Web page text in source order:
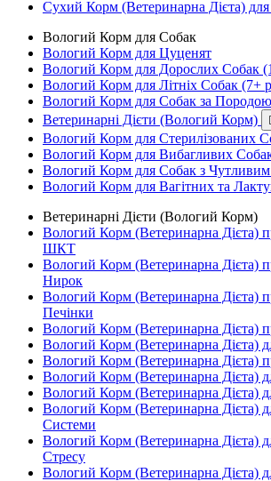
Сухий Корм (Ветеринарна Дієта)
Вологий Корм для Собак
Вологий Корм для Цуценят
Вологий Корм для Дорослих Собак
Вологий Корм для Літніх Собак (7+
Вологий Корм для Собак за Породою
Ветеринарні Дієти (Вологий Корм)
Вологий Корм для Стерилізованих
Вологий Корм для Вибагливих
Вологий Корм для Собак з
Вологий Корм для Вагітних та
Ветеринарні Дієти (Вологий Корм)
Вологий Корм (Ветеринарна Дієта)
ШКТ
Вологий Корм (Ветеринарна Дієта)
Нирок
Вологий Корм (Ветеринарна Дієта)
Печінки
Вологий Корм (Ветеринарна Дієта)
Вологий Корм (Ветеринарна Дієта)
Вологий Корм (Ветеринарна Дієта)
Вологий Корм (Ветеринарна Дієта)
Вологий Корм (Ветеринарна Дієта)
Вологий Корм (Ветеринарна Дієта)
Системи
Вологий Корм (Ветеринарна Дієта)
Стресу
Вологий Корм (Ветеринарна Дієта)